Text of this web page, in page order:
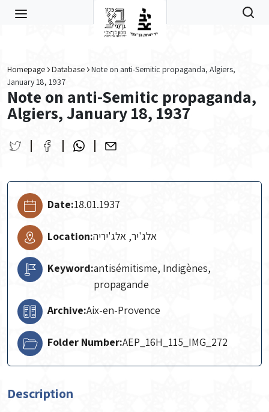
Homepage Database
Note on anti-Semitic propaganda, Algiers,
January 18, 1937
Note on anti-Semitic propaganda,
Algiers, January 18, 1937
Date:18.01.1937
Location:אלג'יר, אלג'יריה
Keyword:antisémitisme, Indigènes,
propagande
Archive:Aix-en-Provence
Folder Number:AEP_16H_115_IMG_272
Description